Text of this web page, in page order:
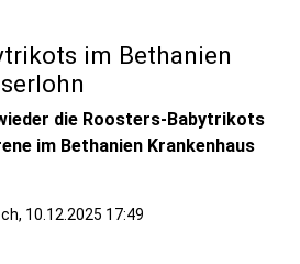
im Bethanien
die Roosters-Babytrikots
im Bethanien Krankenhaus
10.12.2025 17:49